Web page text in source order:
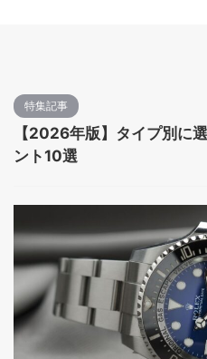
特集記事
【2026年版】タイプ別に
ント10選